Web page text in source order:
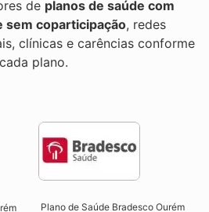
de planos de saúde com
sem coparticipação, redes
clínicas e carências conforme
cada plano.
Plano de Saúde Bradesco Ourém